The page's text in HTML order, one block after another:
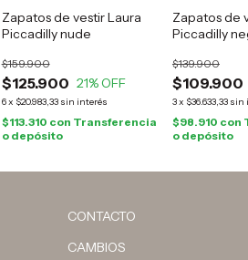
Zapatos de vestir Laura
Piccadilly nude
$125.900
$159.900
21% OFF
6x $20.983,33 sin interés
$113.310 con Transferencia
o depósito
Zapatos de
Piccadilly
$109.900
$139.900
3x $36.633,33 sin
$98.910 con
o depósito
CONTACTO
CAMBIOS